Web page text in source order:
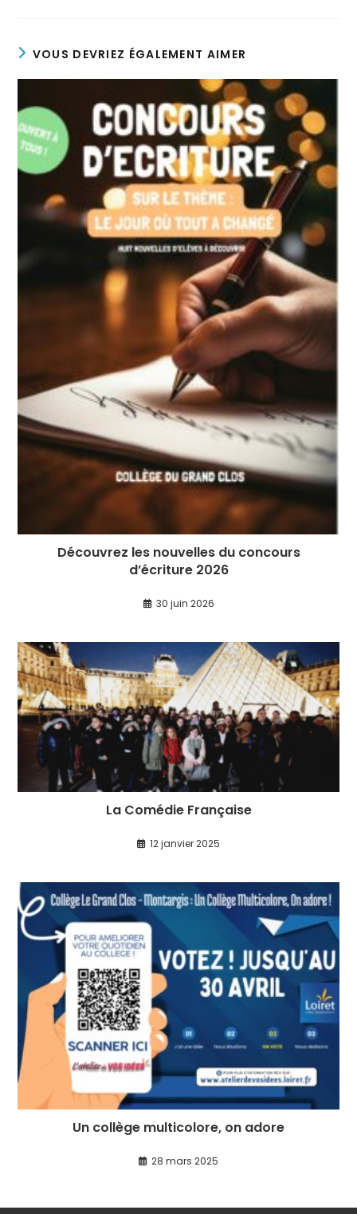
VOUS DEVRIEZ ÉGALEMENT AIMER
Découvrez les nouvelles du concours
d’écriture 2026
30 juin 2026
La Comédie Française
12 janvier 2025
Un collège multicolore, on adore
28 mars 2025